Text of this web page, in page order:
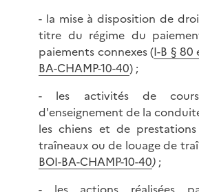
- la mise à disposition de
titre du régime du
paiements connexes (I-B § 80
BA-CHAMP-10-40) ;
- les activités de
d'enseignement de la
les chiens et de
traîneaux ou de louage de
BOI-BA-CHAMP-10-40) ;